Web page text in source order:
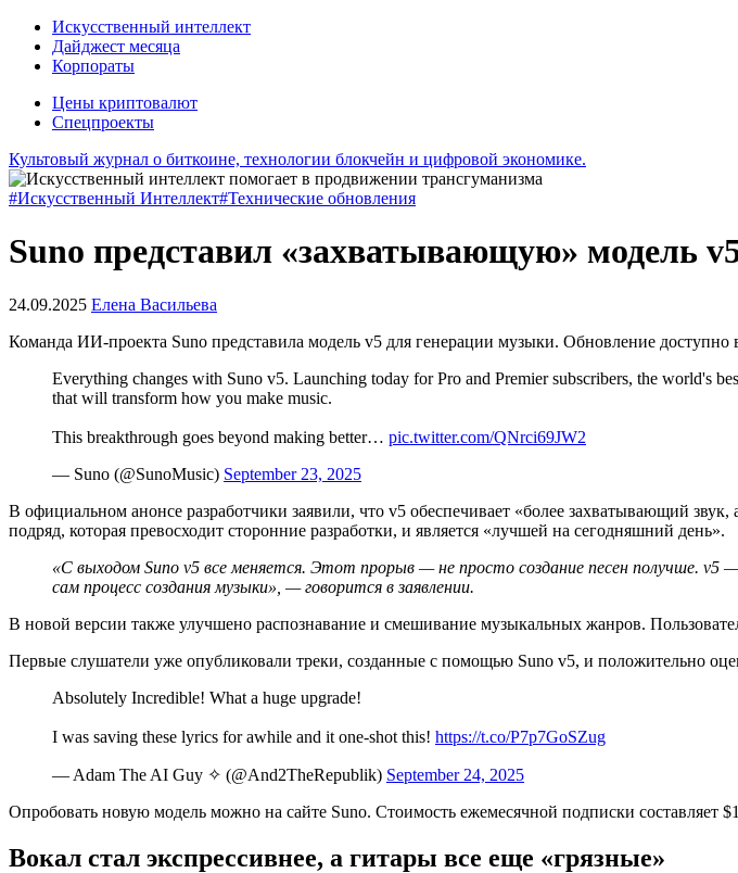
Искусственный интеллект
Дайджест месяца
Корпораты
Цены криптовалют
Спецпроекты
Культовый журнал о биткоине, технологии блокчейн и цифровой экономике.
#Искусственный Интеллект#Технические обновления
Suno представил «захватывающую» модель
24.09.2025 Елена Васильева
Команда ИИ-проекта Suno представила модель v5 для генерации музыки. Обновление доступно
Everything changes with Suno v5. Launching today for Pro and Premier subscribers, the world's
that will transform how you make music.
This breakthrough goes beyond making better… pic.twitter.com/QNrci69JW2
— Suno (@SunoMusic) September 23, 2025
В официальном анонсе разработчики заявили, что v5 обеспечивает «более захватывающий
подряд, которая превосходит сторонние разработки, и является «лучшей на сегодняшний день».
«С выходом Suno v5 все меняется. Этот прорыв — не просто создание песен получше.
сам процесс создания музыки», — говорится в заявлении.
В новой версии также улучшено распознавание и смешивание музыкальных жанров.
Первые слушатели уже опубликовали треки, созданные с помощью Suno v5, и положительно
Absolutely Incredible! What a huge upgrade!
I was saving these lyrics for awhile and it one-shot this! https://t.co/P7p7GoSZug
— Adam The AI Guy ✧ (@And2TheRepublik) September 24, 2025
Опробовать новую модель можно на сайте Suno. Стоимость ежемесячной подписки составляет
Вокал стал экспрессивнее, а гитары все еще «грязные»